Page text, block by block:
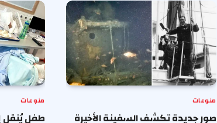
منوعات
صور جديدة تكشف السفينة الأخيرة
منوعات
طفل يُنقل